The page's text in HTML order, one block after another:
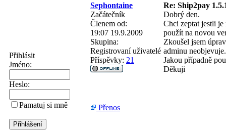
Přihlásit
Jméno:
Heslo:
Pamatuj si mně
Sephontaine
Re: Ship2pay
Začátečník
Členem od:
19:07 19.9.2009
Skupina:
Registrovaní uživatelé
Příspěvky: 21
Dobrý den.
Chci zeptat jestli
použít na novou
Zkoušel jsem
adminu neobjevuje.
Jakou případně
Děkuji
Přenos